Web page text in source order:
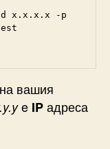
-d x.x.x.x -p
вашия
e IPадреса